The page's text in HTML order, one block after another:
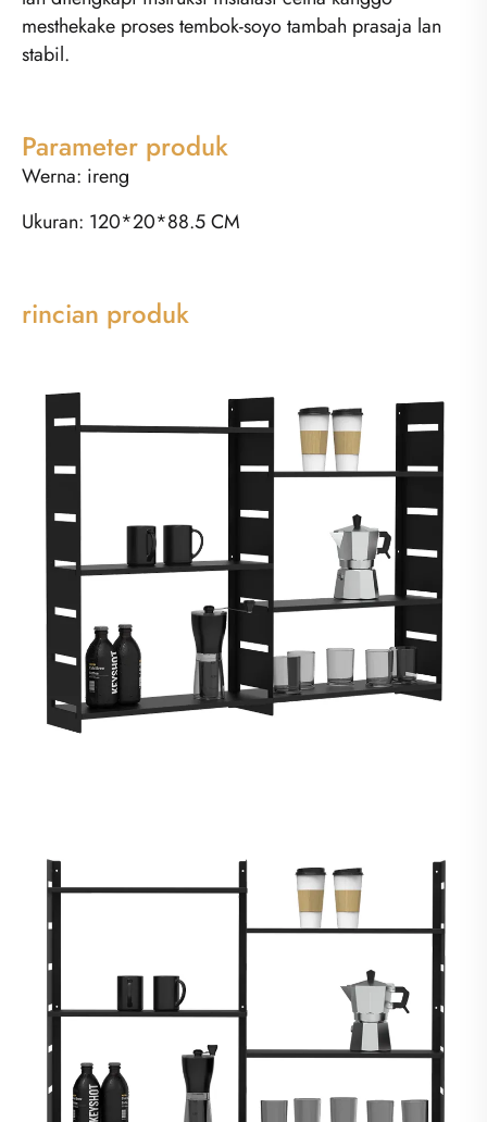
mesthekake proses tembok-soyo tambah prasaja lan
stabil.
Parameter produk
Werna: ireng
Ukuran: 120*20*88.5 CM
rincian produk